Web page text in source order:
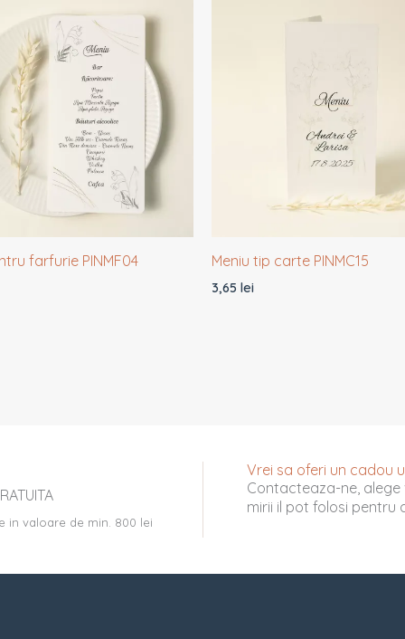
farfurie PINMF04 Meniu tip carte PINMC15
3,65 lei
in valoare de min. 800 lei
Vrei sa oferi un cadou
Contacteaza-ne,
mirii il pot folosi pentru